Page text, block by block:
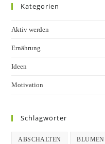
Kategorien
Aktiv werden
Ernährung
Ideen
Motivation
Schlagwörter
ABSCHALTEN BLUMEN